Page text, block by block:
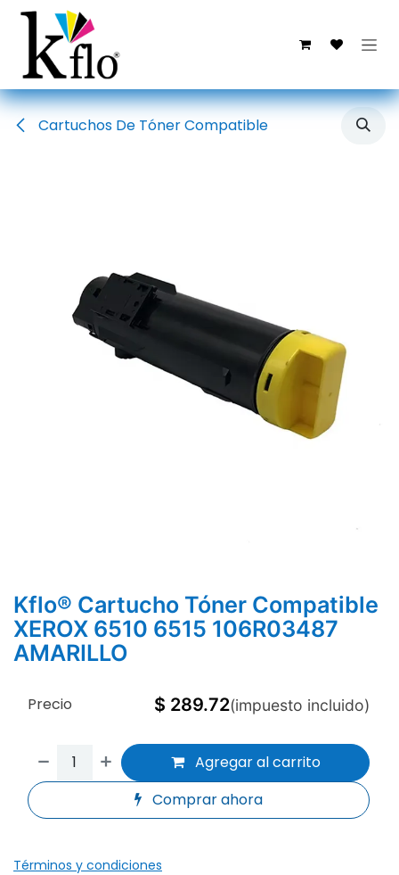
Ir al contenido
Cartuchos De Tóner Compatible
Kflo® Cartucho Tóner Compatible
XEROX 6510 6515 106R03487
AMARILLO
Agregar al carrito
Comprar ahora
Precio $ 289.72(impuesto incluido)
Términos y condiciones